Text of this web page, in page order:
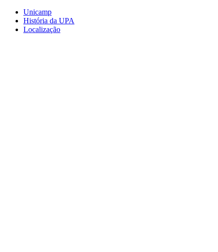
Conteúdo principal
Unicamp
História da UPA
Localização